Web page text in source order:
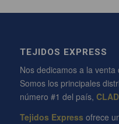
TEJIDOS EXPRESS
Nos dedicamos a la
Somos los principales
número #1 del país,
Tejidos Express ofrece